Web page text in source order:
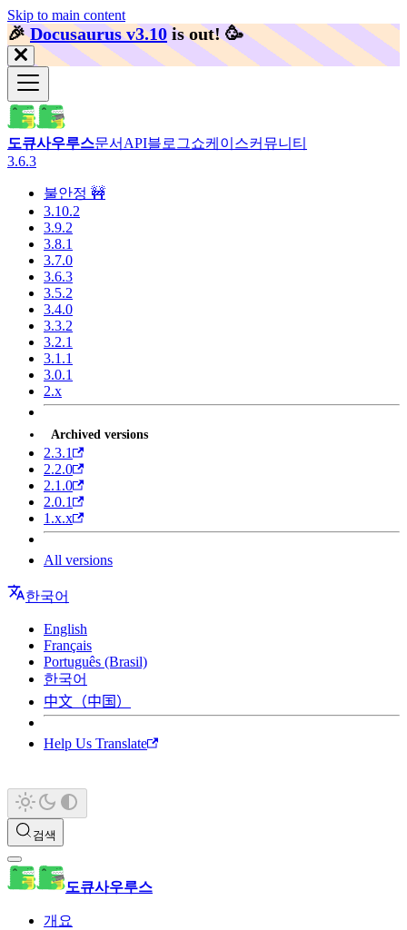
Skip to main content
🎉️Docusaurus v3.10 is out! 🥳️
도큐사우루스문서 API블로그쇼케이스커뮤니티
3.6.3
불안정 🚧
3.10.2
3.9.2
3.8.1
3.7.0
3.6.3
3.5.2
3.4.0
3.3.2
3.2.1
3.1.1
3.0.1
2.x
Archived versions
2.3.1
2.2.0
2.1.0
2.0.1
1.x.x
All versions
한국어
English
Français
Português (Brasil)
한국어
中文（中国）
Help Us Translate
검색
도큐사우루스
개요